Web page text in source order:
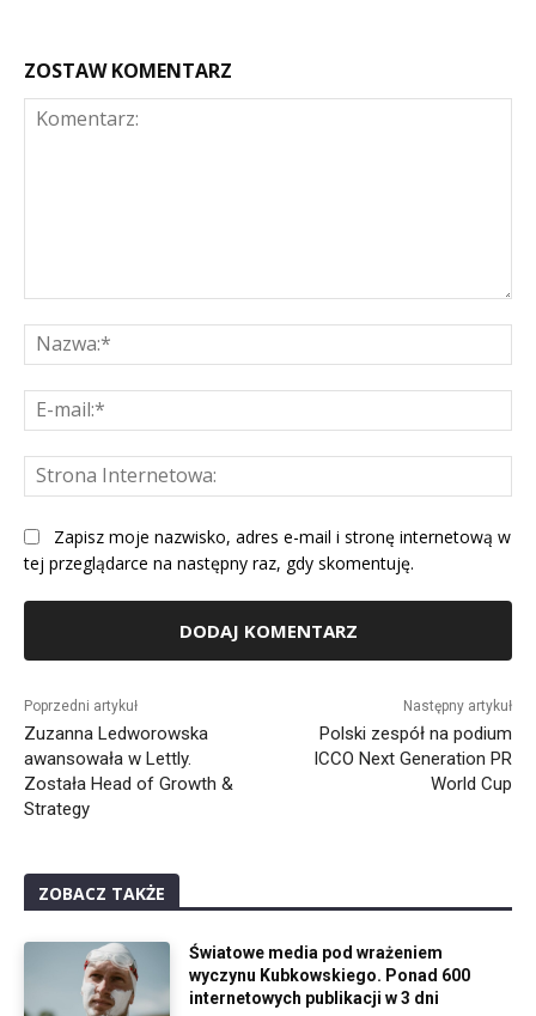
ZOSTAW KOMENTARZ
Zapisz moje nazwisko, adres e-mail i stronę internetową w
tej przeglądarce na następny raz, gdy skomentuję.
Poprzedni artykuł
Zuzanna Ledworowska
awansowała w Lettly.
Została Head of Growth &
Strategy
Następny artykuł
Polski zespół na podium
ICCO Next Generation PR
World Cup
ZOBACZ TAKŻE
Światowe media pod wrażeniem
wyczynu Kubkowskiego. Ponad 600
internetowych publikacji w 3 dni